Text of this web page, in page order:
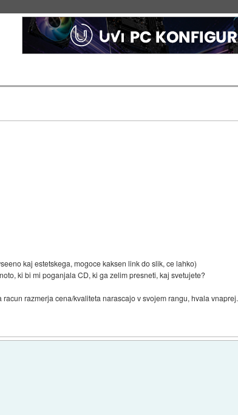
kaj estetskega, mogoce kaksen link do slik, ce lahko)
ki bi mi poganjala CD, ki ga zelim presneti, kaj svetujete?
razmerja cena/kvaliteta narascajo v svojem rangu, hvala vnaprej.